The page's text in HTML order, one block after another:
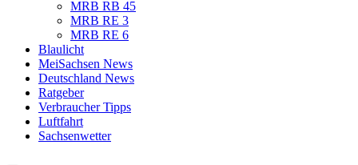
MRB RB 45
MRB RE 3
MRB RE 6
Blaulicht
MeiSachsen News
Deutschland News
Ratgeber
Verbraucher Tipps
Luftfahrt
Sachsenwetter